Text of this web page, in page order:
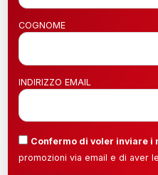
COGNOME
INDIRIZZO EMAIL
Confermo di voler inviare i
promozioni via email e di aver